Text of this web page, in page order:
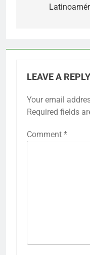
LEAVE A REPLY
Your email
Required fields
Comment *